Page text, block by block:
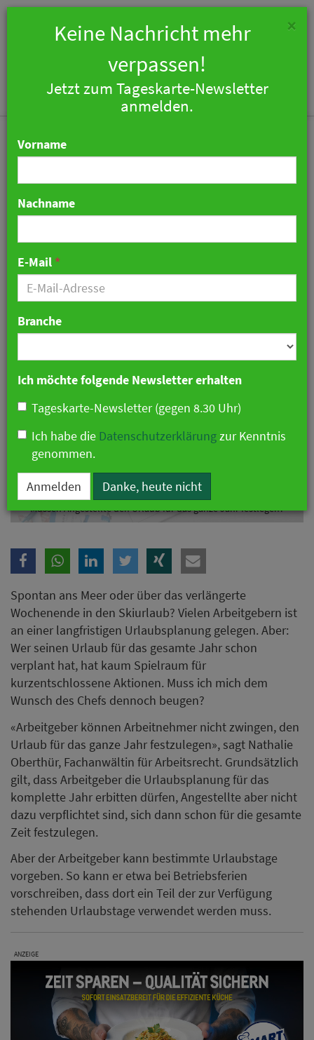
Müssen Angestellte den
Urlaub für das ganze Jahr
festlegen?
Müssen Angestellte den Urlaub für das ganze Jahr festlegen?
Spontan ans Meer oder über das verlängerte
Wochenende in den Skiurlaub? Vielen Arbeitgebern ist
an einer langfristigen Urlaubsplanung gelegen. Aber:
Wer seinen Urlaub für das gesamte Jahr schon
verplant hat, hat kaum Spielraum für
kurzentschlossene Aktionen. Muss ich mich dem
Wunsch des Chefs dennoch beugen?
«Arbeitgeber können Arbeitnehmer nicht zwingen, den
Urlaub für das ganze Jahr festzulegen», sagt Nathalie
Oberthür, Fachanwältin für Arbeitsrecht. Grundsätzlich
gilt, dass Arbeitgeber die Urlaubsplanung für das
komplette Jahr erbitten dürfen, Angestellte aber nicht
dazu verpflichtet sind, sich dann schon für die gesamte
Zeit festzulegen.
Aber der Arbeitgeber kann bestimmte Urlaubstage
vorgeben. So kann er etwa bei Betriebsferien
vorschreiben, dass dort ein Teil der zur Verfügung
stehenden Urlaubstage verwendet werden muss.
ANZEIGE
×
Keine Nachricht mehr
verpassen!
Jetzt zum Tageskarte-Newsletter
anmelden.
Vorname
Nachname
E-Mail *
Branche
Ich möchte folgende Newsletter erhalten
Tageskarte-Newsletter (gegen 8.30 Uhr)
Ich habe die Datenschutzerklärungzur Kenntnis
genommen.
Anmelden Danke, heute nicht